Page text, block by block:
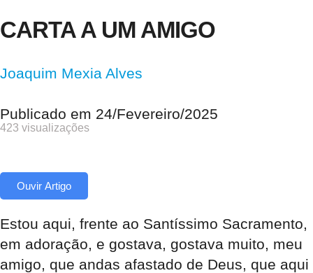
CARTA A UM AMIGO
Joaquim Mexia Alves
Publicado em 24/Fevereiro/2025
423 visualizações
Ouvir Artigo
Estou aqui, frente ao Santíssimo Sacramento,
em adoração, e gostava, gostava muito, meu
amigo, que andas afastado de Deus, que aqui